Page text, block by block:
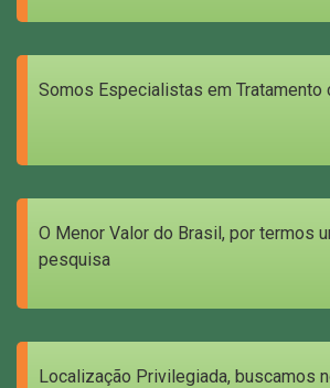
Somos Especialistas em Tratamento
O Menor Valor do Brasil, por termos
pesquisa
Localização Privilegiada, buscamos